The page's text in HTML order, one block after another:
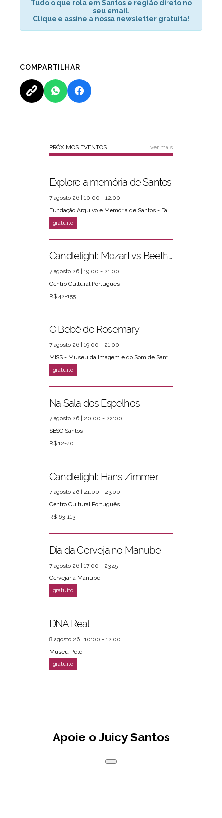
Tudo o que rola em Santos e região direto no
seu email.
Clique e assine a nossa newsletter gratuita!
COMPARTILHAR
PRÓXIMOS EVENTOS ver mais
Explore a memória de Santos
7 agosto 26 | 10:00 - 12:00
Fundação Arquivo e Memória de Santos - Fams
Candlelight: Mozart vs Beethoven
7 agosto 26 | 19:00 - 21:00
Centro Cultural Português
R$ 42-155
O Bebê de Rosemary
7 agosto 26 | 19:00 - 21:00
MISS - Museu da Imagem e do Som de Santos
Na Sala dos Espelhos
7 agosto 26 | 20:00 - 22:00
SESC Santos
R$ 12-40
Candlelight: Hans Zimmer
7 agosto 26 | 21:00 - 23:00
Centro Cultural Português
R$ 63-113
Dia da Cerveja no Manube
7 agosto 26 | 17:00 - 23:45
Cervejaria Manube
DNA Real
8 agosto 26 | 10:00 - 12:00
Museu Pelé
Apoie o Juicy Santos